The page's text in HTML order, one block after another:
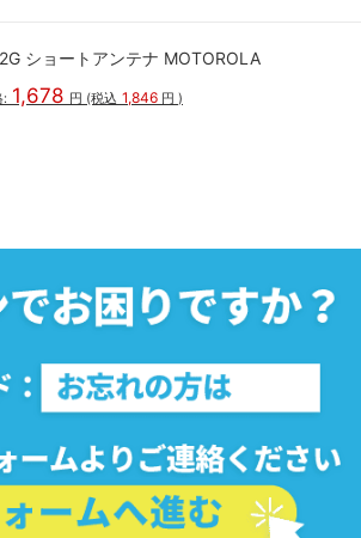
ショートアンテナ MOTOROLA
: 1,678 円 (税込 1,846 円 )